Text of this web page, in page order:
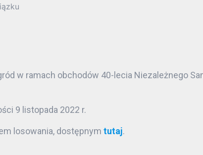
w ramach obchodów 40-lecia Niezależnego
9 listopada 2022 r.
losowania, dostępnym tutaj.